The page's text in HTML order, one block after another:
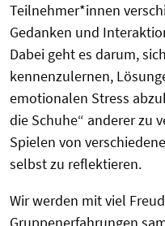
Teilnehmer*innen
Gedanken und
Dabei geht es darum,
kennenzulernen,
emotionalen Stress
die Schuhe“ anderer zu
Spielen von
selbst zu reflektieren.
Wir werden mit viel